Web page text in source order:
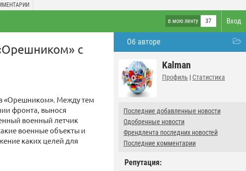
Вход
в мою ленту 37
Об авторе
Kalman
Профиль | Статистика
Последние добавленные новости
Одобренные новости
Френдлента последних новостей
Последние комментарии
Репутация:
с
«Орешником». Между тем
фронта, вынося
военный летчик
военные объекты и
каких целей для